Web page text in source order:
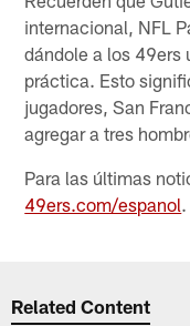
internacional, NFL
dándole a los 49ers
práctica. Esto
jugadores, San
agregar a tres
Para las últimas
49ers.com/espanol.
Related Content